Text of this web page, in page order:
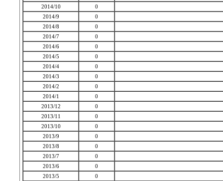
2014/10
0
2014/9
0
2014/8
0
2014/7
0
2014/6
0
2014/5
0
2014/4
0
2014/3
0
2014/2
0
2014/1
0
2013/12
0
2013/11
0
2013/10
0
2013/9
0
2013/8
0
2013/7
0
2013/6
0
2013/5
0